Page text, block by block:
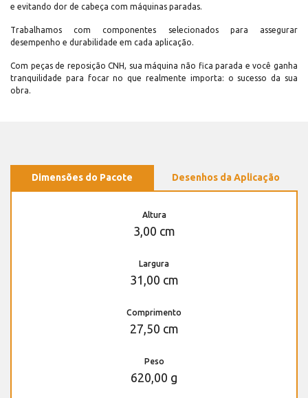
e evitando dor de cabeça com máquinas paradas.
Trabalhamos com componentes selecionados para assegurar
desempenho e durabilidade em cada aplicação.
Com peças de reposição CNH, sua máquina não fica parada e você ganha
tranquilidade para focar no que realmente importa: o sucesso da sua
obra.
Dimensões do Pacote Desenhos da Aplicação
Altura
3,00 cm
Largura
31,00 cm
Comprimento
27,50 cm
Peso
620,00 g